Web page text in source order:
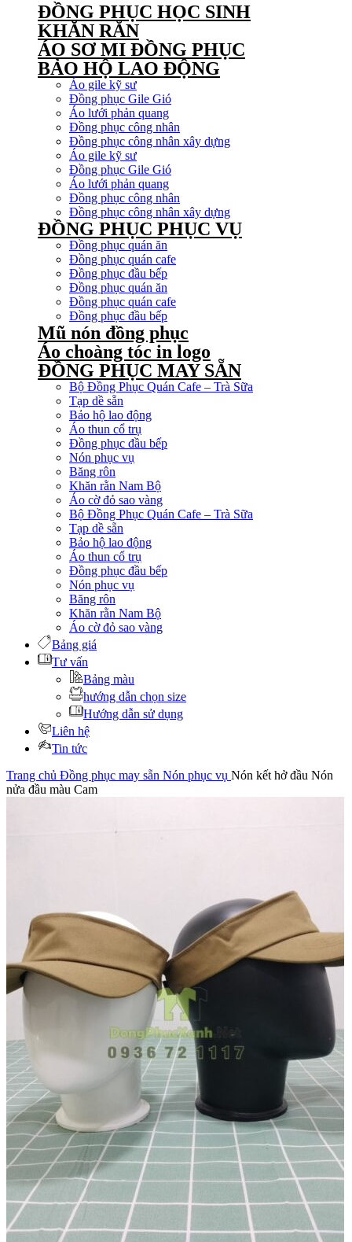
ĐỒNG PHỤC HỌC SINH
KHĂN RẰN
ÁO SƠ MI ĐỒNG PHỤC
BẢO HỘ LAO ĐỘNG
Áo gile kỹ sư
Đồng phục Gile Gió
Áo lưới phản quang
Đồng phục công nhân
Đồng phục công nhân xây dựng
Áo gile kỹ sư
Đồng phục Gile Gió
Áo lưới phản quang
Đồng phục công nhân
Đồng phục công nhân xây dựng
ĐỒNG PHỤC PHỤC VỤ
Đồng phục quán ăn
Đồng phục quán cafe
Đồng phục đầu bếp
Đồng phục quán ăn
Đồng phục quán cafe
Đồng phục đầu bếp
Mũ nón đồng phục
Áo choàng tóc in logo
ĐỒNG PHỤC MAY SẴN
Bộ Đồng Phục Quán Cafe – Trà Sữa
Tạp dề sẵn
Bảo hộ lao động
Áo thun cổ trụ
Đồng phục đầu bếp
Nón phục vụ
Băng rôn
Khăn rằn Nam Bộ
Áo cờ đỏ sao vàng
Bộ Đồng Phục Quán Cafe – Trà Sữa
Tạp dề sẵn
Bảo hộ lao động
Áo thun cổ trụ
Đồng phục đầu bếp
Nón phục vụ
Băng rôn
Khăn rằn Nam Bộ
Áo cờ đỏ sao vàng
Bảng giá
Tư vấn
Bảng màu
hướng dẫn chọn size
Hướng dẫn sử dụng
Liên hệ
Tin tức
Trang chủ Đồng phục may sẵn Nón phục vụ Nón kết hở đầu Nón
nửa đầu màu Cam